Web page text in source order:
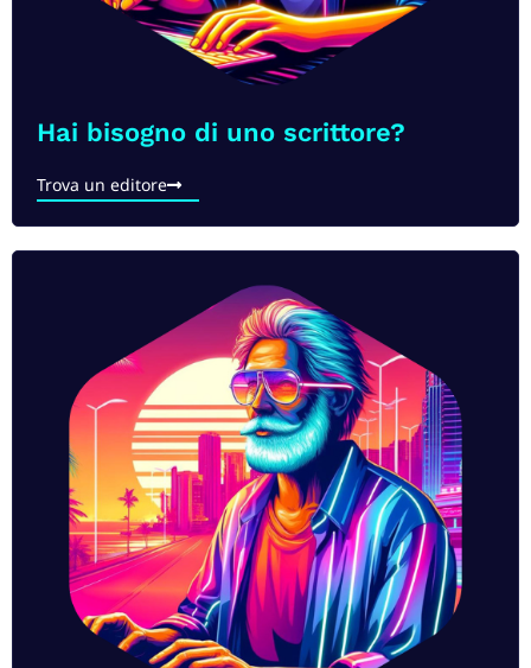
Hai bisogno di uno scrittore?
Trova un editore